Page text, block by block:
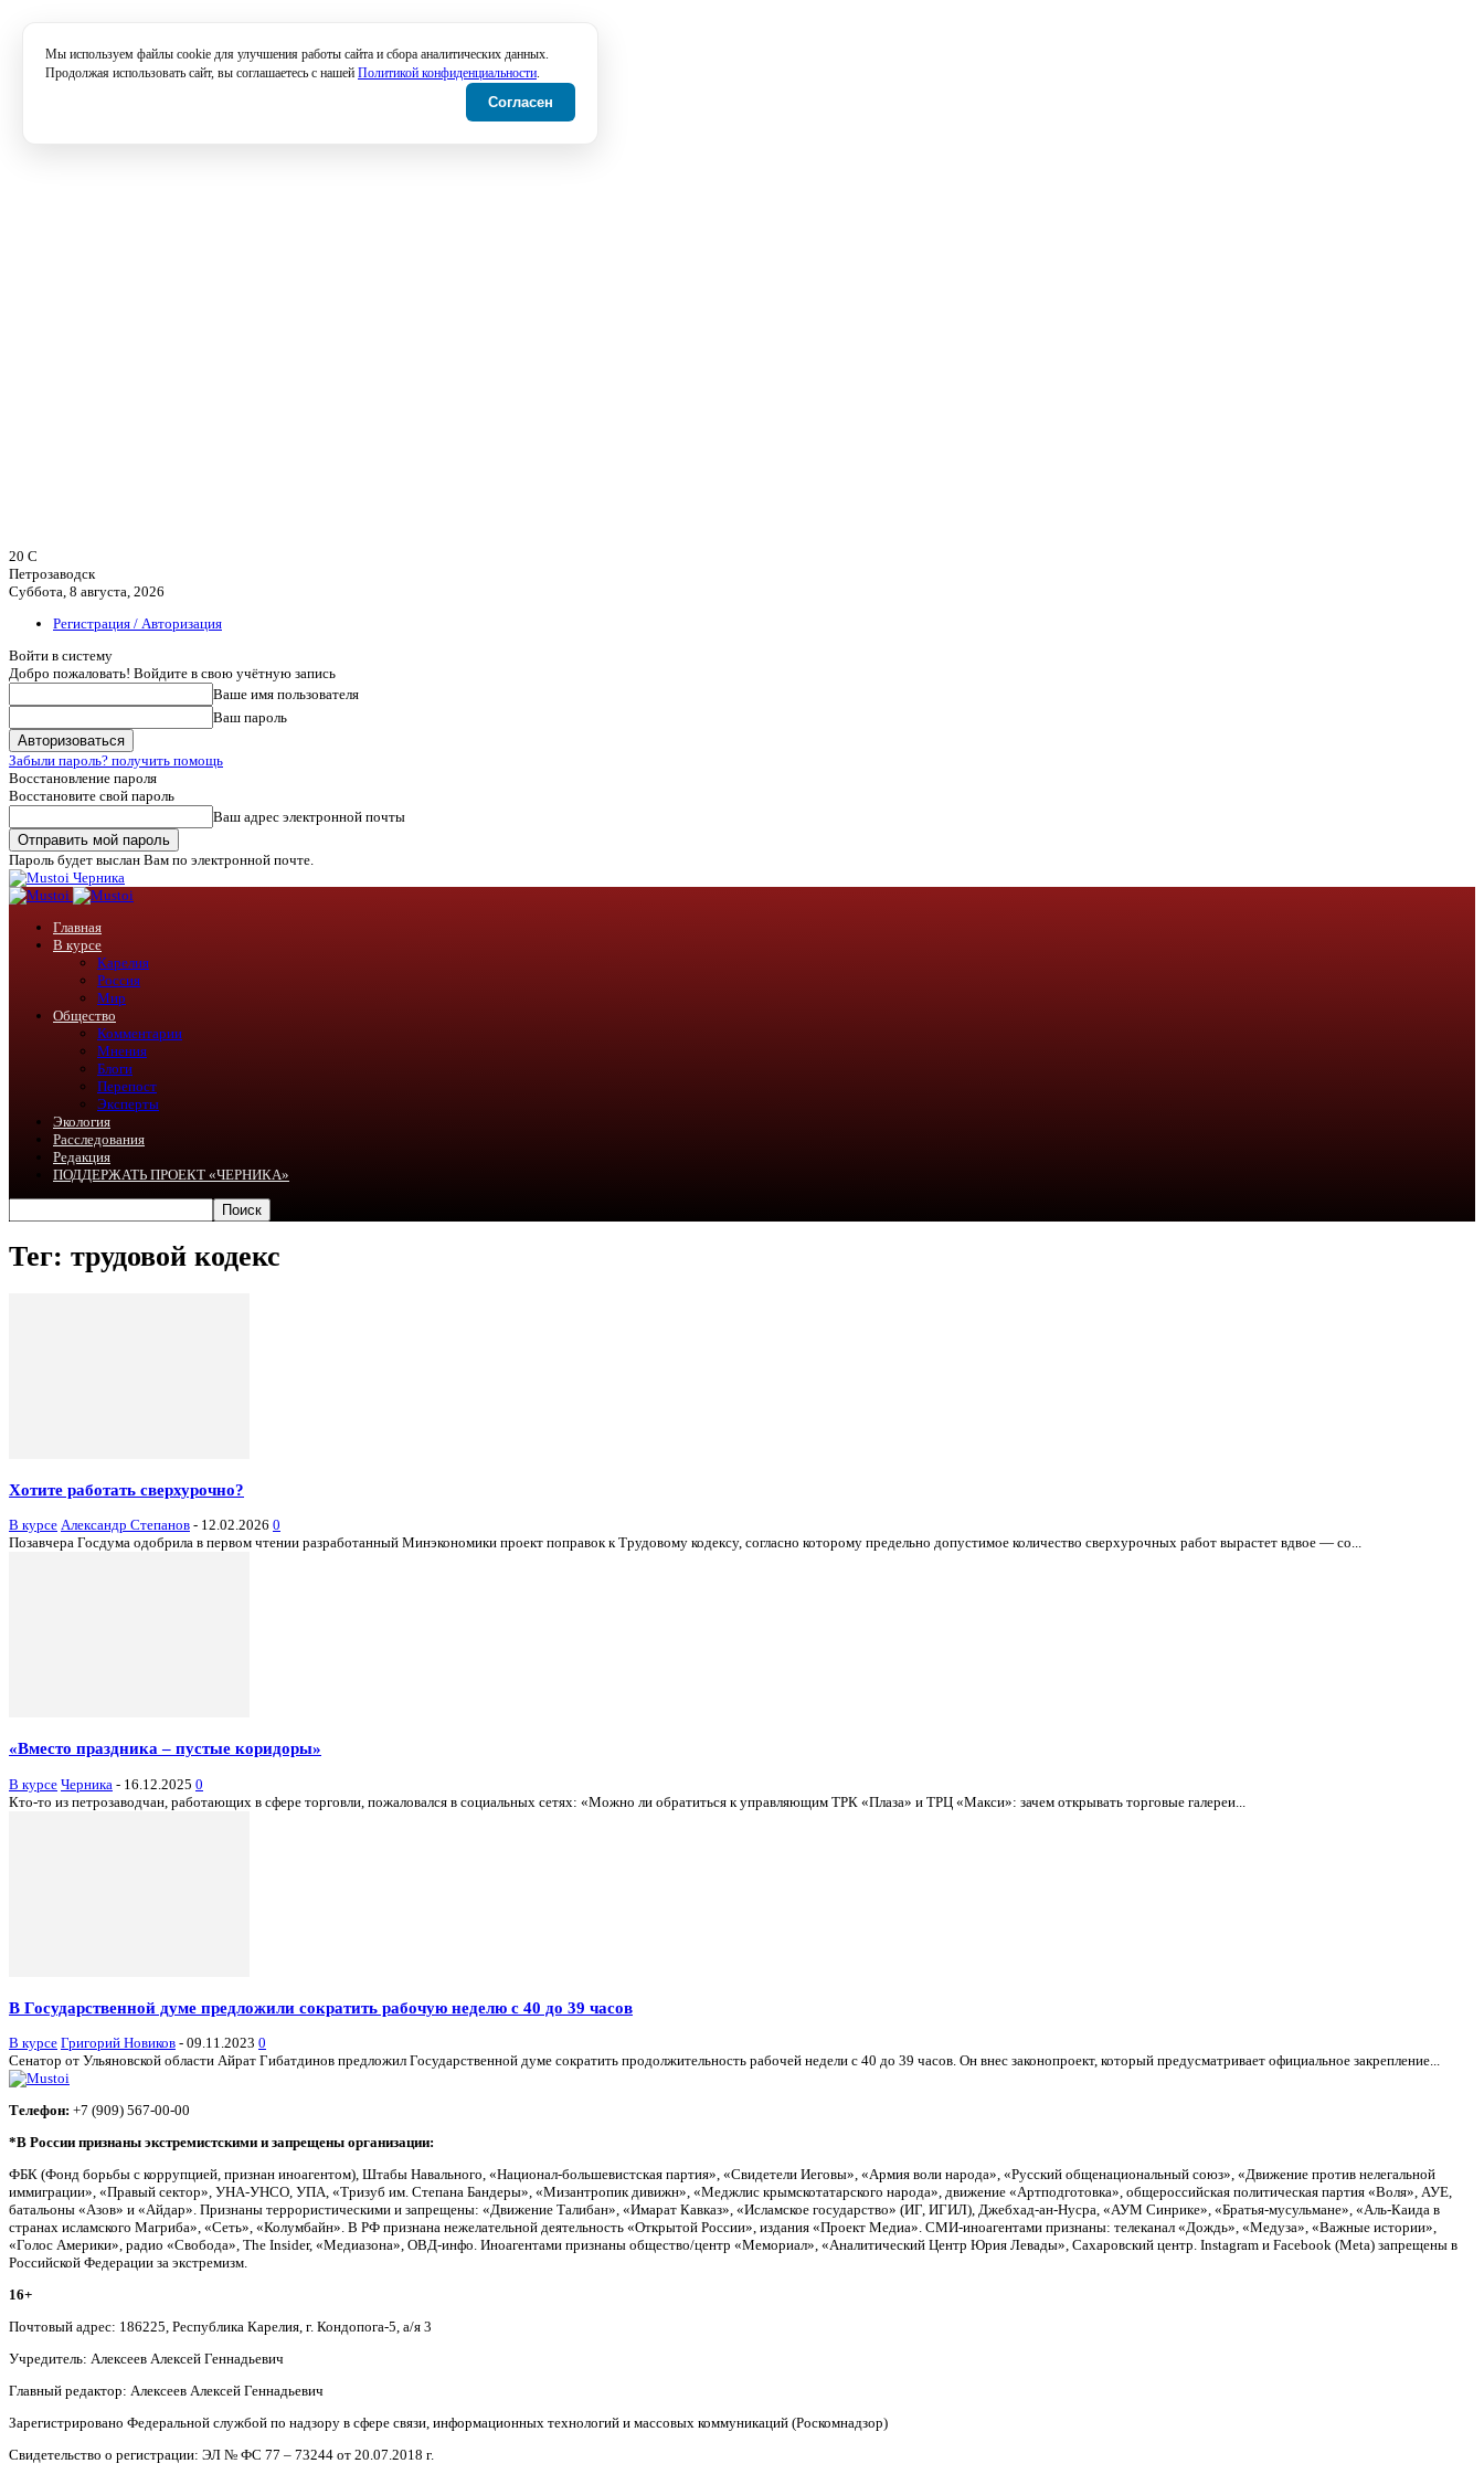
20 C
Петрозаводск
Суббота, 8 августа, 2026
Регистрация / Авторизация
Войти в систему
Добро пожаловать! Войдите в свою учётную запись
Ваше имя пользователя
Ваш пароль
Забыли пароль? получить помощь
Восстановление пароля
Восстановите свой пароль
Ваш адрес электронной почты
Пароль будет выслан Вам по электронной почте.
Черника
Главная
В курсе
Карелия
Россия
Мир
Общество
Комментарии
Мнения
Блоги
Перепост
Эксперты
Экология
Расследования
Редакция
ПОДДЕРЖАТЬ ПРОЕКТ «ЧЕРНИКА»
Тег: трудовой кодекс
Хотите работать сверхурочно?
В курсе Александр Степанов - 12.02.2026 0
Позавчера Госдума одобрила в первом чтении разработанный Минэкономики проект поправок к Трудовому кодексу, согласно которому предельно допустимое количество сверхурочных работ вырастет вдвое — со...
«Вместо праздника – пустые коридоры»
В курсе Черника - 16.12.2025 0
Кто-то из петрозаводчан, работающих в сфере торговли, пожаловался в социальных сетях: «Можно ли обратиться к управляющим ТРК «Плаза» и ТРЦ «Макси»: зачем открывать торговые галереи...
В Государственной думе предложили сократить рабочую неделю с 40 до 39 часов
В курсе Григорий Новиков - 09.11.2023 0
Сенатор от Ульяновской области Айрат Гибатдинов предложил Государственной думе сократить продолжительность рабочей недели с 40 до 39 часов. Он внес законопроект, который предусматривает официальное закрепление...
Телефон: +7 (909) 567-00-00
*В России признаны экстремистскими и запрещены организации:
ФБК (Фонд борьбы с коррупцией, признан иноагентом), Штабы Навального, «Национал-большевистская партия», «Свидетели Иеговы», «Армия воли народа», «Русский общенациональный союз», «Движение против нелегальной
иммиграции», «Правый сектор», УНА-УНСО, УПА, «Тризуб им. Степана Бандеры», «Мизантропик дивижн», «Меджлис крымскотатарского народа», движение «Артподготовка», общероссийская политическая партия «Воля», АУЕ,
батальоны «Азов» и «Айдар». Признаны террористическими и запрещены: «Движение Талибан», «Имарат Кавказ», «Исламское государство» (ИГ, ИГИЛ), Джебхад-ан-Нусра, «АУМ Синрике», «Братья-мусульмане», «Аль-Каида в
странах исламского Магриба», «Сеть», «Колумбайн». В РФ признана нежелательной деятельность «Открытой России», издания «Проект Медиа». СМИ-иноагентами признаны: телеканал «Дождь», «Медуза», «Важные истории»,
«Голос Америки», радио «Свобода», The Insider, «Медиазона», ОВД-инфо. Иноагентами признаны общество/центр «Мемориал», «Аналитический Центр Юрия Левады», Сахаровский центр. Instagram и Facebook (Metа) запрещены в
Российской Федерации за экстремизм.
16+
Почтовый адрес: 186225, Республика Карелия, г. Кондопога-5, а/я 3
Учредитель: Алексеев Алексей Геннадьевич
Главный редактор: Алексеев Алексей Геннадьевич
Зарегистрировано Федеральной службой по надзору в сфере связи, информационных технологий и массовых коммуникаций (Роскомнадзор)
Свидетельство о регистрации: ЭЛ № ФС 77 – 73244 от 20.07.2018 г.
Мы используем файлы cookie для улучшения работы сайта и сбора аналитических данных.
Продолжая использовать сайт, вы соглашаетесь с нашей Политикой конфиденциальности.
Согласен